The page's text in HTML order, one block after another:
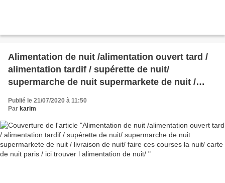
Alimentation de nuit /alimentation ouvert tard /
alimentation tardif / supérette de nuit/
supermarche de nuit supermarkete de nuit /
livraison de nuit/ faire ces courses la nuit/ carte
de nuit paris / ici trouver l alimentation de nuit/
Publié le 21/07/2020 à 11:50
Par karim